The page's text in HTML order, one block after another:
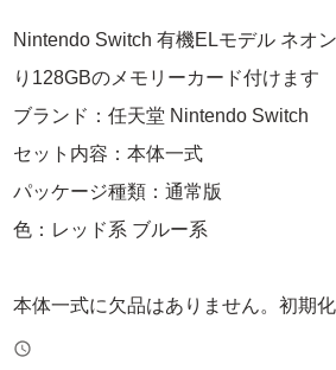
Nintendo Switch 有機ELモデル ネオ
り128GBのメモリーカード付けます
ブランド：任天堂 Nintendo Switch
セット内容：本体一式
パッケージ種類：通常版
色：レッド系 ブルー系
本体一式に欠品はありません。初期
作動問題なしですが、本体ジョイコ